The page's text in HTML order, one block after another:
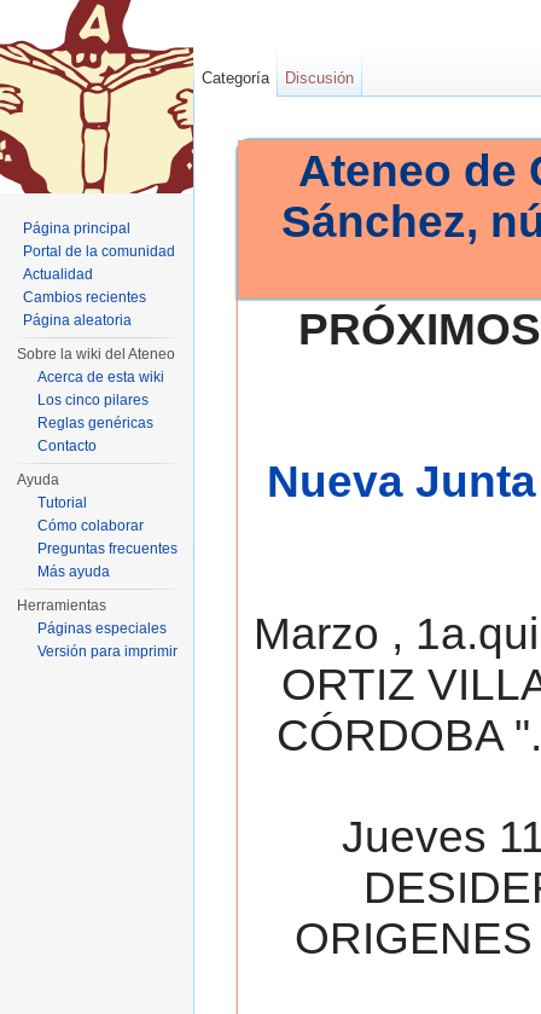
Ateneo de
Sánchez,
Nueva
Marzo ,
ORTIZ
CÓRDOBA
Jueves
Categoría Discusión
Página principal
Portal de la comunidad
Actualidad
Cambios recientes
Página aleatoria
Sobre la wiki del Ateneo
Acerca de esta wiki
Los cinco pilares
Reglas genéricas
Contacto
Ayuda
Tutorial
Cómo colaborar
Preguntas frecuentes
Más ayuda
Herramientas
Páginas especiales
Versión para imprimir